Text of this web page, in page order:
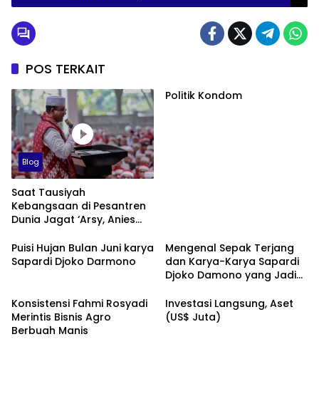
POS TERKAIT
Blog
Saat Tausiyah
Kebangsaan di Pesantren
Dunia Jagat ‘Arsy, Anies
Dukungan dari Abah Aos
Politik Kondom
Puisi Hujan Bulan Juni karya
Sapardi Djoko Darmono
Mengenal Sepak Terjang
dan Karya-Karya Sapardi
Djoko Damono yang Jadi
Konsistensi Fahmi Rosyadi
Merintis Bisnis Agro
Berbuah Manis
Investasi Langsung, Aset
(US$ Juta)